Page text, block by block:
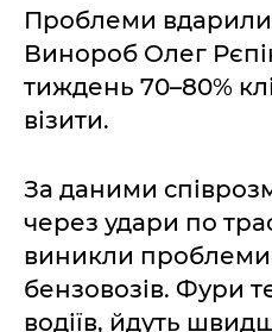
Проблеми вдарили
Винороб Олег
тиждень 70–80%
візити.
За даними
через удари по
виникли проблеми
бензовозів. Фури
водіїв, йдуть